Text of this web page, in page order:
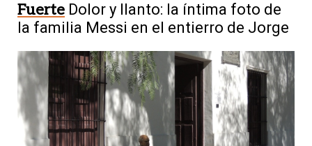
Fuerte Dolor y llanto: la íntima foto de
la familia Messi en el entierro de Jorge